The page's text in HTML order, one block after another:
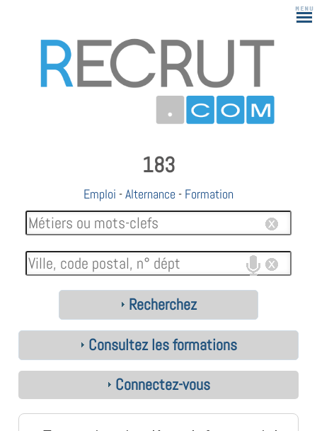
183
Emploi -Alternance - Formation
Recherchez
Consultez les formations
Connectez-vous